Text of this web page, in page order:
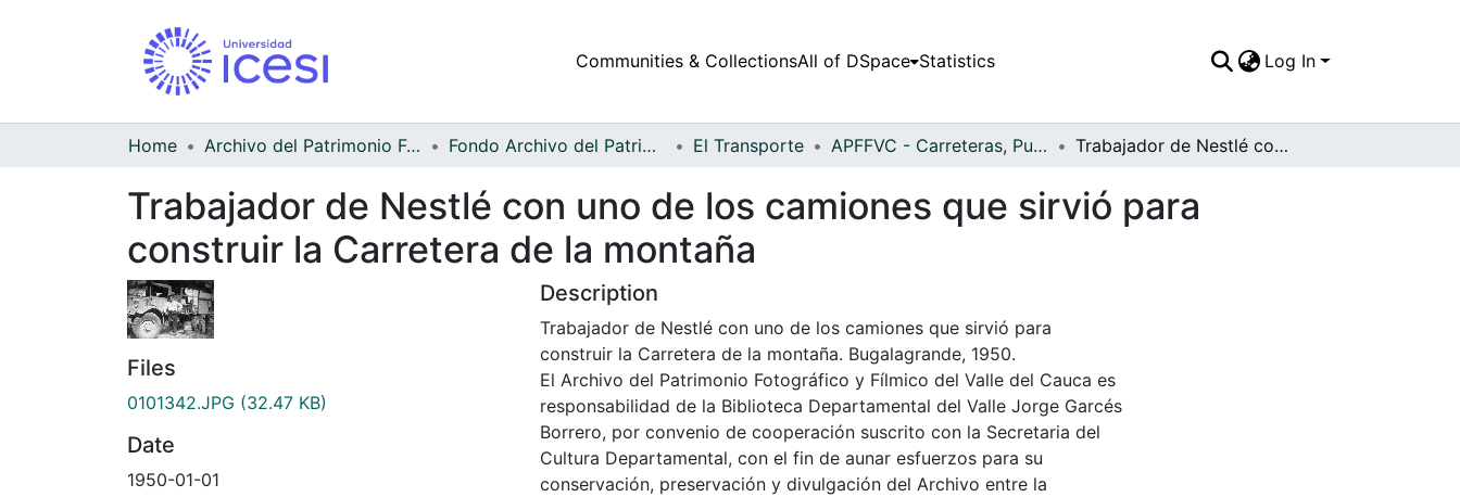
Communities & CollectionsAll of DSpace Statistics Log In
Home Archivo del Patrimonio Fotográfico y Fílmico del Valle del Cauca Fondo Archivo del Patrimonio Fotográfico y Fílmico del Valle del Cauca El Transporte APFFVC - Carreteras, Puentes - Patrimonial Trabajador de Nestlé con uno de los camiones que sirvió para construir la Carretera de la montaña
Trabajador de Nestlé con uno de los camiones que sirvió para
construir la Carretera de la montaña
Files
0101342.JPG (32.47 KB)
Date
1950-01-01
Description
Trabajador de Nestlé con uno de los camiones que sirvió para
construir la Carretera de la montaña. Bugalagrande, 1950.
El Archivo del Patrimonio Fotográfico y Fílmico del Valle del Cauca es
responsabilidad de la Biblioteca Departamental del Valle Jorge Garcés
Borrero, por convenio de cooperación suscrito con la Secretaria del
Cultura Departamental, con el fin de aunar esfuerzos para su
conservación, preservación y divulgación del Archivo entre la